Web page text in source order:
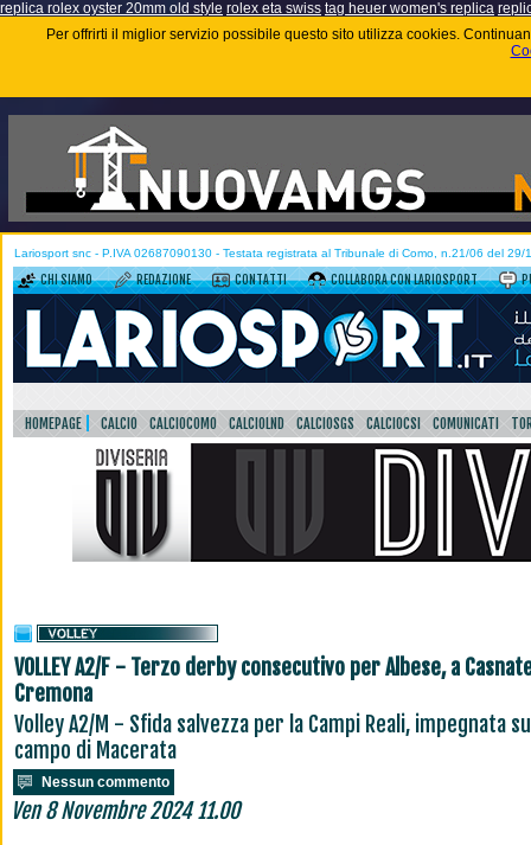
replica rolex oyster 20mm old style rolex eta swiss tag heuer women's replica
Per offrirti il miglior servizio possibile questo sito utilizza cookies.
Lariosport snc - P.IVA 02687090130 - Testata registrata al Tribunale di Como, n.21/06 del 29/
CHI SIAMO REDAZIONE CONTATTI COLLABORA CON LARIOSPORT
HOMEPAGE CALCIO CALCIOCOMO CALCIOLND CALCIOSGS CALCIOCSI COMUNICATI
VOLLEY A2/F - Terzo derby consecutivo per Albese, a
Cremona
Volley A2/M - Sfida salvezza per la Campi Reali, impegnata
campo di Macerata
Nessun commento
Ven 8 Novembre 2024 11.00